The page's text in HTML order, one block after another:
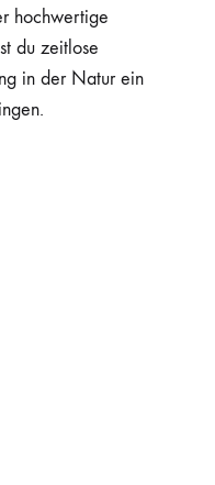
hochwertige
du zeitlose
in der Natur ein